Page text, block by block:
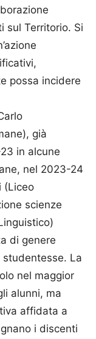
sul Territorio. Si
possa incidere
già
in alcune
nel 2023-24
(Liceo
scienze
di genere
La
nel maggior
alunni, ma
affidata a
i discenti